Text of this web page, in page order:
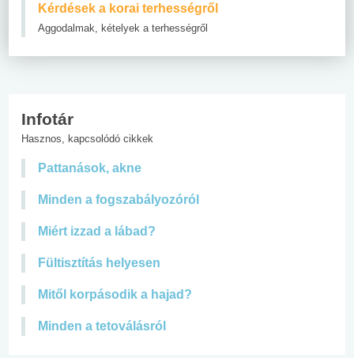
Kérdések a korai terhességről
Aggodalmak, kételyek a terhességről
Infotár
Hasznos, kapcsolódó cikkek
Pattanások, akne
Minden a fogszabályozóról
Miért izzad a lábad?
Fültisztítás helyesen
Mitől korpásodik a hajad?
Minden a tetoválásról